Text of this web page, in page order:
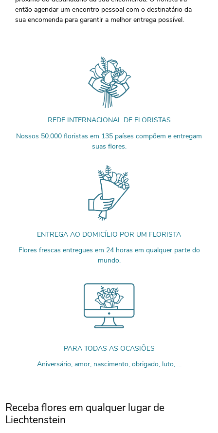
então agendar um encontro pessoal com o destinatário da
sua encomenda para garantir a melhor entrega possível.
REDE INTERNACIONAL DE FLORISTAS
Nossos 50.000 floristas em 135 países compõem e entregam
suas flores.
ENTREGA AO DOMICÍLIO POR UM FLORISTA
Flores frescas entregues em 24 horas em qualquer parte do
mundo.
PARA TODAS AS OCASIÕES
Aniversário, amor, nascimento, obrigado, luto, ...
Receba flores em qualquer lugar de
Liechtenstein